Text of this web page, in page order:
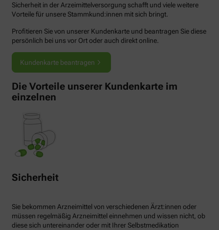
Sicherheit in der Arzeimittelversorgung schafft und viele weitere
Vorteile für unsere Stammkund:innen mit sich bringt.
Profitieren Sie von unserer Kundenkarte und beantragen Sie diese
persönlich bei uns vor Ort oder auch direkt online.
Kundenkarte beantragen
Die Vorteile unserer Kundenkarte im
einzelnen
Sicherheit
Sie bekommen Arzneimittel von verschiedenen Ärzt:innen oder
müssen regelmäßig Arzneimittel einnehmen und wissen nicht, ob
diese sich untereinander oder mit Ihrer Selbstmedikation